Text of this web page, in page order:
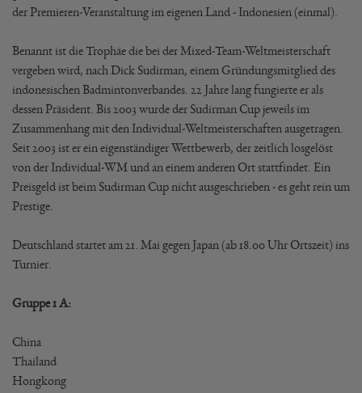
der Premieren-Veranstaltung im eigenen Land - Indonesien (einmal).
Benannt ist die Trophäe die bei der Mixed-Team-Weltmeisterschaft
vergeben wird, nach Dick Sudirman, einem Gründungsmitglied des
indonesischen Badmintonverbandes. 22 Jahre lang fungierte er als
dessen Präsident. Bis 2003 wurde der Sudirman Cup jeweils im
Zusammenhang mit den Individual-Weltmeisterschaften ausgetragen.
Seit 2003 ist er ein eigenständiger Wettbewerb, der zeitlich losgelöst
von der Individual-WM und an einem anderen Ort stattfindet. Ein
Preisgeld ist beim Sudirman Cup nicht ausgeschrieben - es geht rein um
Prestige.
Deutschland startet am 21. Mai gegen Japan (ab 18.00 Uhr Ortszeit) ins
Turnier.
Gruppe 1 A:
China
Thailand
Hongkong